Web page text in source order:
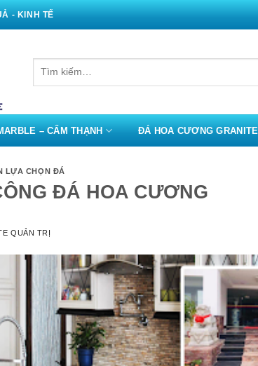
- KINH TẾ
kiếm:
– CẨM THẠNH ĐÁ HOA CƯƠNG GRANITE
LỰA CHỌN ĐÁ
ĐÁ HOA CƯƠNG
QUẢN TRỊ